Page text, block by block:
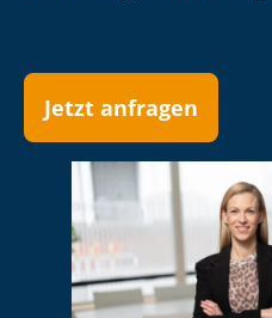
Jetzt anfragen